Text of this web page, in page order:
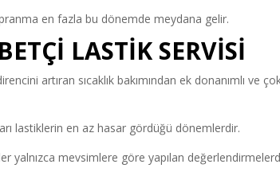
en fazla bu dönemde meydana gelir.
LASTİK SERVİSİ
artıran sıcaklık bakımından ek donanımlı ve
lastiklerin en az hasar gördüğü dönemlerdir.
yalnızca mevsimlere göre yapılan